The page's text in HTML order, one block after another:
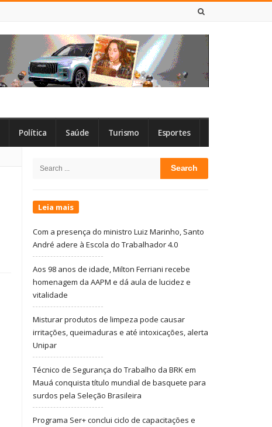
Política Saúde Turismo Esportes
Sidebar
Search
Leia mais
Com a presença do ministro Luiz Marinho, Santo
André adere à Escola do Trabalhador 4.0
Aos 98 anos de idade, Milton Ferriani recebe
homenagem da AAPM e dá aula de lucidez e
vitalidade
Misturar produtos de limpeza pode causar
irritações, queimaduras e até intoxicações, alerta
Unipar
Técnico de Segurança do Trabalho da BRK em
Mauá conquista título mundial de basquete para
surdos pela Seleção Brasileira
Programa Ser+ conclui ciclo de capacitações e